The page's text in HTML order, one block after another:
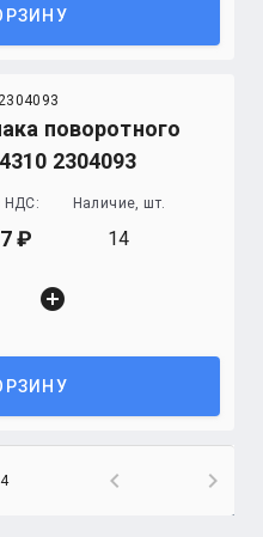
поворотного
2304093
НДС: Наличие, шт.
14
add_circle
chevron_left chevron_right